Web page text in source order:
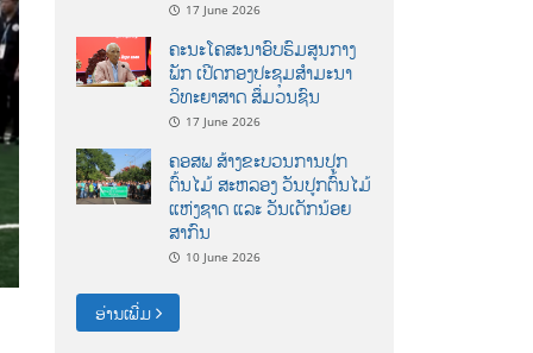
17 June 2026
ຄະນະໂຄສະນາອົບຮົມສູນກາງ
ພັກ ເປີດກອງປະຊຸມສຳມະນາ
ວິທະຍາສາດ ສຶ່ມວນຊົນ
17 June 2026
ຄອສພ ສ້າງຂະບວນການປູກ
ຕົ້ນໄມ້ ສະຫລອງ ວັນປູກຕົ້ນໄມ້
ແຫ່ງຊາດ ແລະ ວັນເດັກນ້ອຍ
ສາກົນ
10 June 2026
ອ່ານເພີ່ມ